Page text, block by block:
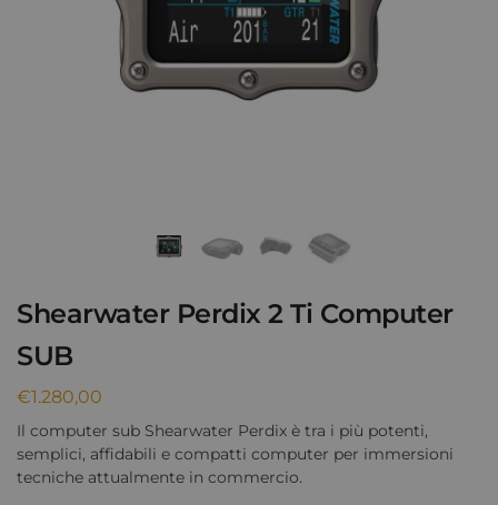
Shearwater Perdix 2 Ti Computer
SUB
€1.280,00
Il computer sub Shearwater Perdix è tra i più potenti,
semplici, affidabili e compatti computer per immersioni
tecniche attualmente in commercio.